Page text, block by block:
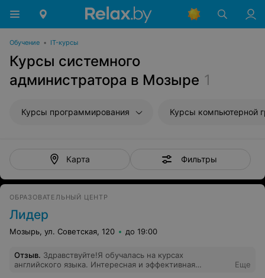
Обучение • IT-курсы
Курсы системного
администратора в Мозыре 1
Курсы программирования Курсы компьютерной
Карта Фильтры
ОБРАЗОВАТЕЛЬНЫЙ ЦЕНТР
Лидер
Мозырь, ул. Советская, 120 до 19:00
Отзыв. Здравствуйте!Я обучалась на курсах
английского языка. Интересная и эффективная
Еще